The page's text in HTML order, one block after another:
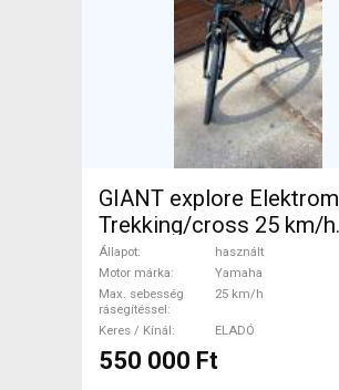
GIANT explore
Trekking/cross 25 km/h
Yamaha használt ELADÓ
Állapot
használt
Motor márka
Yamaha
Max. sebesség
rásegítéssel
25 km/h
Keres / Kínál ELADÓ
550 000 Ft